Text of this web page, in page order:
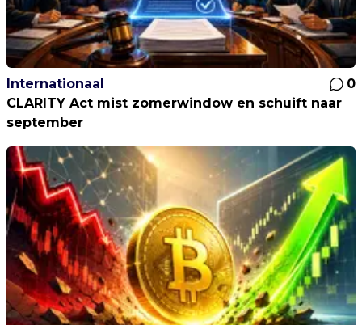
Internationaal
0
CLARITY Act mist zomerwindow en schuift naar
september